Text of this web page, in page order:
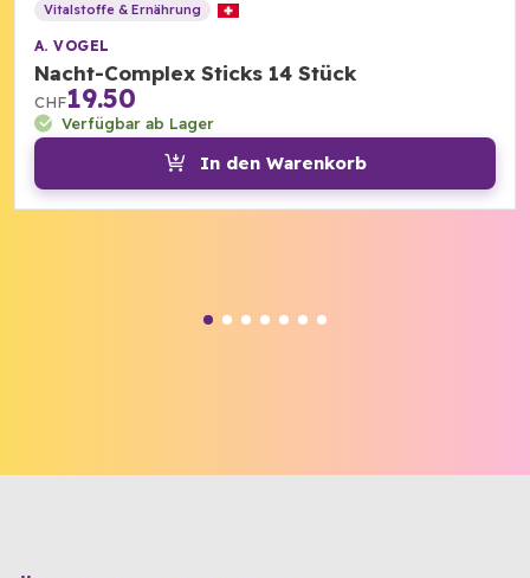
Vitalstoffe & Ernährung
A. VOGEL
Nacht-Complex Sticks 14 Stück
CHF19.50
Verfügbar ab Lager
In den Warenkorb